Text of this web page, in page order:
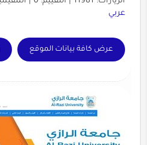
عربي
عرض كافة بيانات الموقع